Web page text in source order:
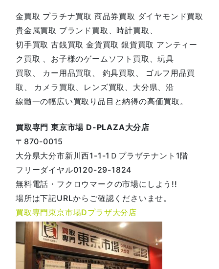
金買取 プラチナ買取 商品券買取 ダイヤモンド買取
貴金属買取 ブランド買取、時計買取、
切手買取 古銭買取 金貨買取 銀貨買取 アンティー
ク買取 、お子様のゲームソフト買取、玩具
買取、 カー用品買取、 釣具買取、 ゴルフ用品買
取、 カメラ買取、レンズ買取、大分県、沿
線髄一の幅広い買取り品目と納得の高価買取。
買取専門 東京市場 D-PLAZA大分店
〒870-0015
大分県大分市新川西1-1-1Ｄプラザテナント1階
フリーダイヤル0120-29-1824
無料電話・フクロウマークの市場にしよう!!
場所は下記URLからご確認くださいませ。
買取専門東京市場Dプラザ大分店